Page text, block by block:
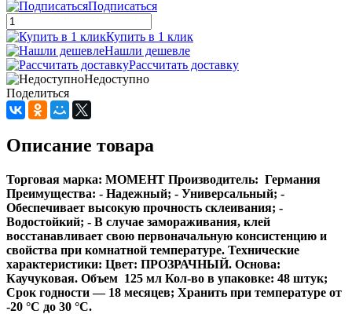
Подписаться
Купить в 1 клик
Нашли дешевле
Рассчитать доставку
Недоступно
Поделиться
Описание товара
Торговая марка: МОМЕНТ Производитель: Германия
Преимущества: - Надежный; - Универсальный; -
Обеспечивает высокую прочность склеивания; -
Водостойкий; - В случае замораживания, клей
восстанавливает свою первоначальную консистенцию и
свойства при комнатной температуре. Технические
характеристики: Цвет: ПРОЗРАЧНЫЙ. Основа:
Каучуковая. Объем 125 мл Кол-во в упаковке: 48 штук;
Срок годности — 18 месяцев; Хранить при температуре от
-20 °С до 30 °С.